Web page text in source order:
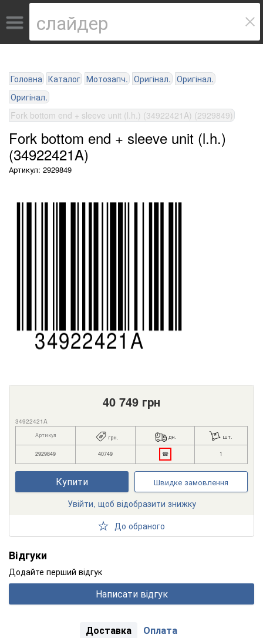
Головна Каталог Мотозапч. Оригінал. Оригінал.
Оригінал.
Fork bottom end + sleeve unit (l.h.) (34922421A) (2929849)
Fork bottom end + sleeve unit (l.h.)
(34922421A)
Артикул: 2929849
40 749 грн
34922421A
Артикул грн. дн. шт.
2929849 40749 ☎ 1
Купити Швидке замовлення
Увійти, щоб відобразити знижку
До обраного
Відгуки
Додайте перший відгук
Написати відгук
Доставка Оплата